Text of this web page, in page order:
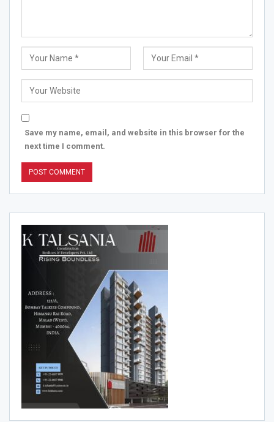
Save my name, email, and website in this browser for the
next time I comment.